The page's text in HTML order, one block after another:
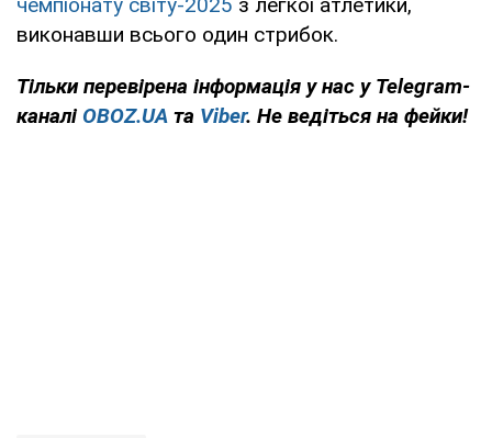
виконавши всього один стрибок.
Тільки перевірена інформація у нас у Telegram-
каналі OBOZ.UA та Viber. Не ведіться на фейки!